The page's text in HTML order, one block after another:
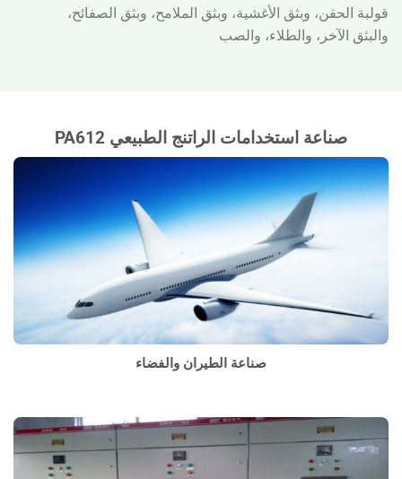
قولبة الحقن، وبثق الأغشية، وبثق الملامح، وبثق الصفائح،
والبثق الآخر، والطلاء، والصب
صناعة استخدامات الراتنج الطبيعي PA612
صناعة الطيران والفضاء